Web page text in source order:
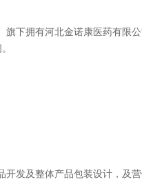
下拥有河北金诺康医药有限
发及整体产品包装设计，及营